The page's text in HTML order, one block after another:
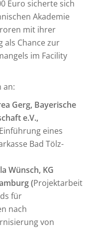
Euro sicherte sich
Akademie
mit ihrer
als Chance zur
im Facility
an:
Gerg, Bayerische
e.V.,
eines
Bad Tölz-
Wünsch, KG
(Projektarbeit
für
nach
von